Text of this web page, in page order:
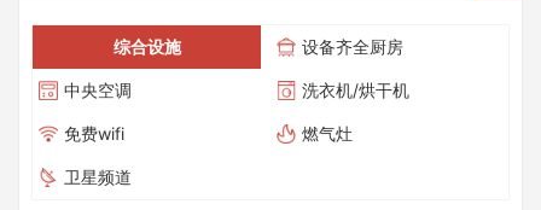
综合设施 设备齐全厨房
中央空调 洗衣机/烘干机
免费wifi 燃气灶
卫星频道